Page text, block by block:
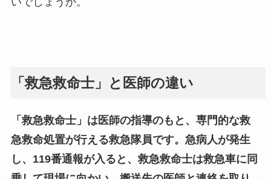
「救急救命士」と医師の違い
「救急救命士」は医師の指導のもと、専門的な救
急救命処置が行える救急隊員です。急病人が発生
し、119番通報が入ると、救急救命士は救急車に同